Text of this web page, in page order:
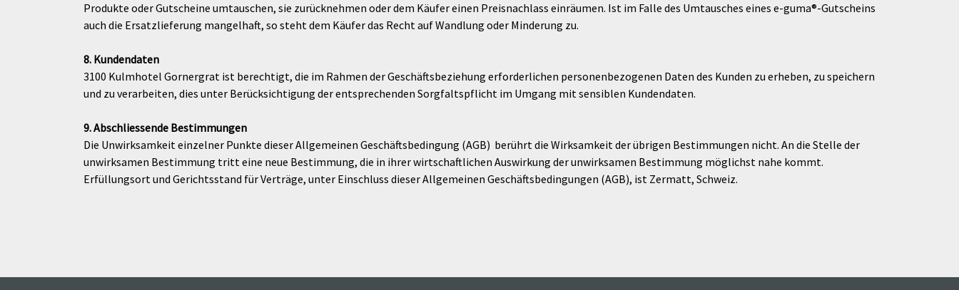
Produkte oder Gutscheine umtauschen, sie zurücknehmen oder dem Käufer einen Preisnachlass einräumen. Ist im Falle des Umtausches eines e-guma®-Gutscheins
auch die Ersatzlieferung mangelhaft, so steht dem Käufer das Recht auf Wandlung oder Minderung zu.
8. Kundendaten
3100 Kulmhotel Gornergrat ist berechtigt, die im Rahmen der Geschäftsbeziehung erforderlichen personenbezogenen Daten des Kunden zu erheben, zu speichern
und zu verarbeiten, dies unter Berücksichtigung der entsprechenden Sorgfaltspflicht im Umgang mit sensiblen Kundendaten.
9. Abschliessende Bestimmungen
Die Unwirksamkeit einzelner Punkte dieser Allgemeinen Geschäftsbedingung (AGB) berührt die Wirksamkeit der übrigen Bestimmungen nicht. An die Stelle der
unwirksamen Bestimmung tritt eine neue Bestimmung, die in ihrer wirtschaftlichen Auswirkung der unwirksamen Bestimmung möglichst nahe kommt.
Erfüllungsort und Gerichtsstand für Verträge, unter Einschluss dieser Allgemeinen Geschäftsbedingungen (AGB), ist Zermatt, Schweiz.